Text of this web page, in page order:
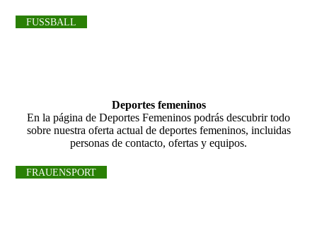
FUSSBALL
Deportes femeninos
En la página de Deportes Femeninos podrás descubrir todo
sobre nuestra oferta actual de deportes femeninos, incluidas
personas de contacto, ofertas y equipos.
FRAUENSPORT